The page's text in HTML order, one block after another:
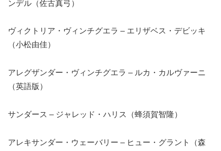
ンデル（佐古真弓）
ヴィクトリア・ヴィンチグエラ – エリザベス・デビッキ
（小松由佳）
アレグザンダー・ヴィンチグエラ – ルカ・カルヴァーニ
（英語版）
サンダース – ジャレッド・ハリス（蜂須賀智隆）
アレキサンダー・ウェーバリー – ヒュー・グラント（森